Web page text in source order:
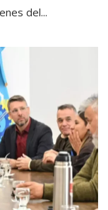
del...